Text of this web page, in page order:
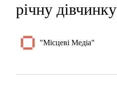
річну дівчинку
"Місцеві Медіа"